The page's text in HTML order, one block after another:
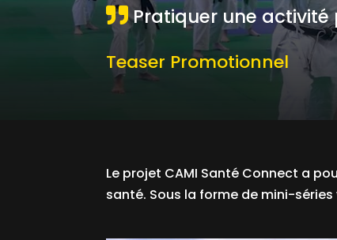
Pratiquer une activité
Teaser Promotionnel
Le projet CAMI Santé Connect a
santé. Sous la forme de mini-